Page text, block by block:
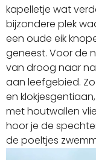
kapelletje wat
bijzondere plek
een oude eik
geneest. Voor de
van droog naar
aan leefgebied.
en
met houtwallen
hoor je de
de poeltjes